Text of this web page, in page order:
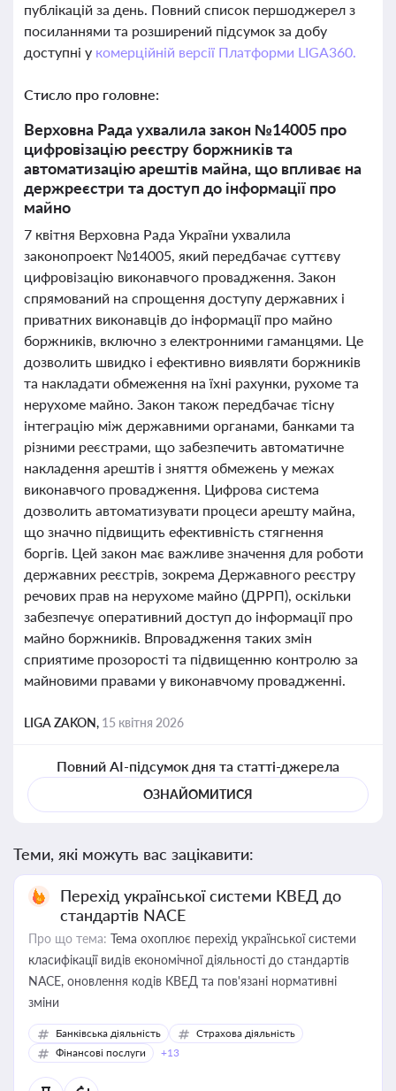
публікацій за день. Повний список першоджерел з
посиланнями та розширений підсумок за добу
доступні у комерційній версії Платформи LIGA360.
Стисло про головне:
Верховна Рада ухвалила закон №14005 про
цифровізацію реєстру боржників та
автоматизацію арештів майна, що впливає на
держреєстри та доступ до інформації про
майно
7 квітня Верховна Рада України ухвалила
законопроект №14005, який передбачає суттєву
цифровізацію виконавчого провадження. Закон
спрямований на спрощення доступу державних і
приватних виконавців до інформації про майно
боржників, включно з електронними гаманцями. Це
дозволить швидко і ефективно виявляти боржників
та накладати обмеження на їхні рахунки, рухоме та
нерухоме майно. Закон також передбачає тісну
інтеграцію між державними органами, банками та
різними реєстрами, що забезпечить автоматичне
накладення арештів і зняття обмежень у межах
виконавчого провадження. Цифрова система
дозволить автоматизувати процеси арешту майна,
що значно підвищить ефективність стягнення
боргів. Цей закон має важливе значення для роботи
державних реєстрів, зокрема Державного реєстру
речових прав на нерухоме майно (ДРРП), оскільки
забезпечує оперативний доступ до інформації про
майно боржників. Впровадження таких змін
сприятиме прозорості та підвищенню контролю за
майновими правами у виконавчому провадженні.
LIGA ZAKON, 15 квітня 2026
Повний AI-підсумок дня та статті-джерела
ОЗНАЙОМИТИСЯ
Теми, які можуть вас зацікавити:
Перехід української системи КВЕД до
стандартів NACE
Про що тема: Тема охоплює перехід української системи
класифікації видів економічної діяльності до стандартів
NACE, оновлення кодів КВЕД та пов'язані нормативні
зміни
Банківська діяльність
Страхова діяльність
Фінансові послуги
+13